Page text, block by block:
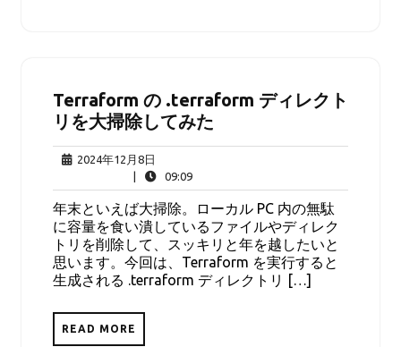
Terraform の .terraform ディレクト
リを大掃除してみた
2024年12月8日
年
12
月
8
09:0909:09
年末といえば大掃除。ローカル PC 内の無駄
に容量を食い潰しているファイルやディレク
トリを削除して、スッキリと年を越したいと
思います。今回は、Terraform を実行すると
生成される .terraform ディレクトリ […]
READ MORE